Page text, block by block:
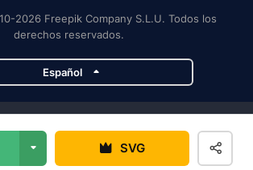
SVG
2026 Freepik Company S.L.U. Todos los
derechos reservados.
Español